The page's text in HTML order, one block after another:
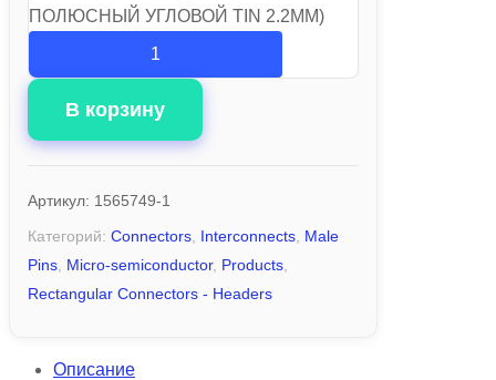
ПОЛЮСНЫЙ УГЛОВОЙ TIN 2.2MM)
В корзину
Артикул: 1565749-1
Категорий: Connectors Interconnects Male
Pins Micro-semiconductor, Products
Rectangular Connectors - Headers
Описание